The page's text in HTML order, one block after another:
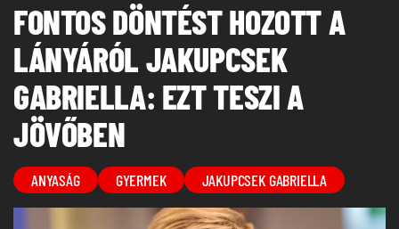
FONTOS DÖNTÉST HOZOTT A
LÁNYÁRÓL JAKUPCSEK
GABRIELLA: EZT TESZI A
JÖVŐBEN
ANYASÁG GYERMEK JAKUPCSEK GABRIELLA